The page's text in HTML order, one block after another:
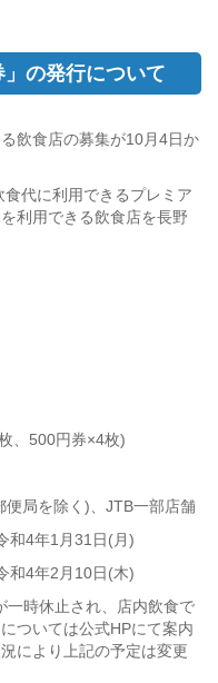
」の発行について
飲食店の募集が10月4日か
代に利用できるプレミア
利用できる飲食店を長野
500円券×4枚)
局を除く)、JTB一部店舗
和4年1月31日(月)
和4年2月10日(木)
時休止され、店内飲食で
ついては公式HPにて案内
により上記の予定は変更